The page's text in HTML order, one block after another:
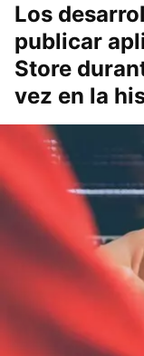
Los
publicar
Store
vez en la